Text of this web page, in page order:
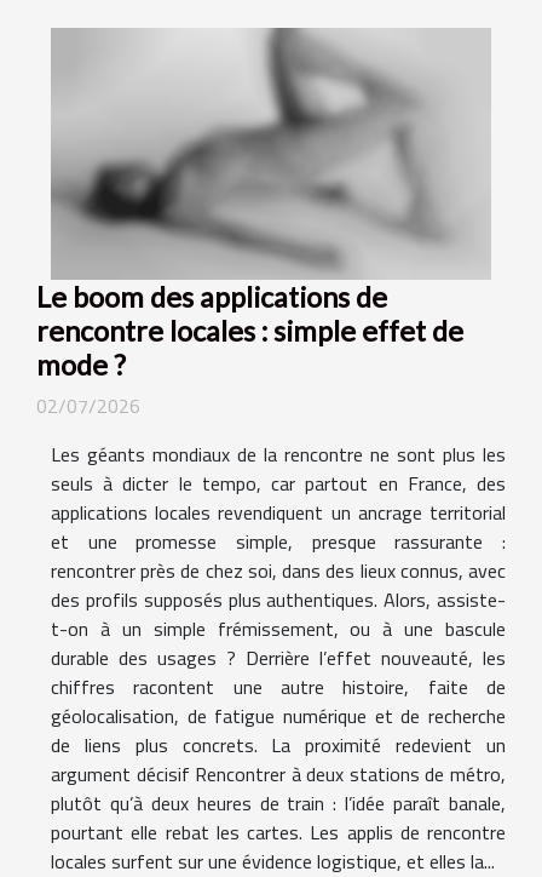
Le boom des applications de
rencontre locales : simple effet de
mode ?
02/07/2026
Les géants mondiaux de la rencontre ne sont plus les
seuls à dicter le tempo, car partout en France, des
applications locales revendiquent un ancrage territorial
et une promesse simple, presque rassurante :
rencontrer près de chez soi, dans des lieux connus, avec
des profils supposés plus authentiques. Alors, assiste-
t-on à un simple frémissement, ou à une bascule
durable des usages ? Derrière l’effet nouveauté, les
chiffres racontent une autre histoire, faite de
géolocalisation, de fatigue numérique et de recherche
de liens plus concrets. La proximité redevient un
argument décisif Rencontrer à deux stations de métro,
plutôt qu’à deux heures de train : l’idée paraît banale,
pourtant elle rebat les cartes. Les applis de rencontre
locales surfent sur une évidence logistique, et elles la...